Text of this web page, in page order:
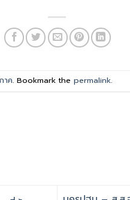
าค. Bookmark the permalink.